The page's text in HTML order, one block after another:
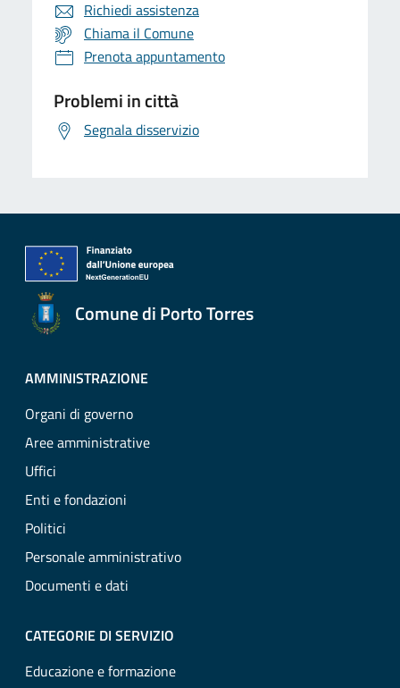
Richiedi assistenza
Chiama il Comune
Prenota appuntamento
Problemi in città
Segnala disservizio
Comune di Porto Torres
AMMINISTRAZIONE
Organi di governo
Aree amministrative
Uffici
Enti e fondazioni
Politici
Personale amministrativo
Documenti e dati
CATEGORIE DI SERVIZIO
Educazione e formazione